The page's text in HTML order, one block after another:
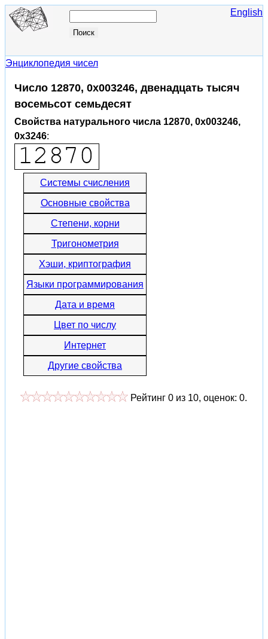
English
Энциклопедия чисел
Число 12870, 0x003246, двенадцать тысяч
восемьсот семьдесят
Свойства натурального числа 12870, 0x003246,
0x3246:
Системы счисления
Основные свойства
Степени, корни
Тригонометрия
Хэши, криптография
Языки программирования
Дата и время
Цвет по числу
Интернет
Другие свойства
Рейтинг 0 из 10, оценок: 0.